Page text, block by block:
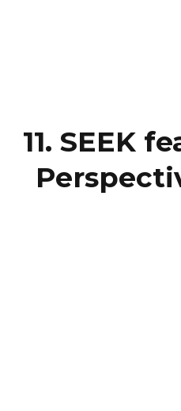
11. SEEK